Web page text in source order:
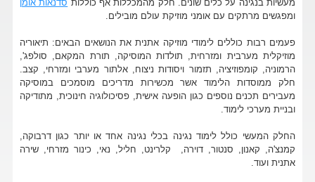
מעשיות בנגינה על כלים שונים. חלק מהמכללות אף כוללות סדנאות אומן
ומפגשים מרתקים עם אומני מוזיקת עולם מובילים.
פעמים רבות כוללים לימודי מוזיקה אתנית את הנושאים הבאים: תיאוריה
מוזיקלית מערבית ומזרחית, תולדות המוסיקה, תורת המקאם, סולפג',
הרמוניה, קומפוזיציה, תזמור ויסודות ניצוח, אלתור מערבי ומזרחי, קצב.
חלק ממוסדות הלימוד אשר מכשירות מדריכים מוסמכים במוסיקה
מעבירים תכנים נוספים כגון הופעה אישית, פסיכולוגיה חינוכית, מתודיקה
ובניית מערכי לימוד.
החלק המעשי כולל לימוד נגינה בכלי נגינה אחד או יותר כגון דרבוקה,
קמנצ'ה, קאנון, סנטור, דוירה, קלרינט, חליל, נאי, כינור מזרחי, שירה
אתנית ועוד.